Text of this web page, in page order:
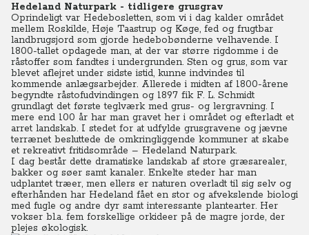
Hedeland Naturpark - tidligere grusgrav
Oprindeligt var Hedebosletten, som vi i dag kalder området
mellem Roskilde, Høje Taastrup og Køge, fed og frugtbar
landbrugsjord som gjorde hedebobønderne velhavende. I
1800-tallet opdagede man, at der var større rigdomme i de
råstoffer som fandtes i undergrunden. Sten og grus, som var
blevet aflejret under sidste istid, kunne indvindes til
kommende anlægsarbejder. Allerede i midten af 1800-årene
begyndte råstofudvindingen og 1897 fik F. L. Schmidt
grundlagt det første teglværk med grus- og lergravning. I
mere end 100 år har man gravet her i området og efterladt et
arret landskab. I stedet for at udfylde grusgravene og jævne
terrænet besluttede de omkringliggende kommuner at skabe
et rekreativt fritidsområde – Hedeland Naturpark.
I dag består dette dramatiske landskab af store græsarealer,
bakker og søer samt kanaler. Enkelte steder har man
udplantet træer, men ellers er naturen overladt til sig selv og
efterhånden har Hedeland fået en stor og afvekslende biologi
med fugle og andre dyr samt interessante plantearter. Her
vokser bl.a. fem forskellige orkideer på de magre jorde, der
plejes økologisk.